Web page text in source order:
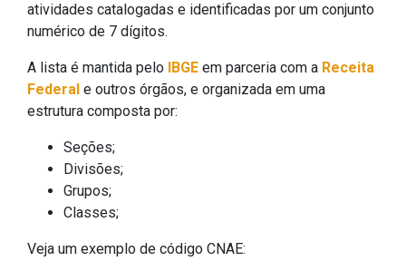
atividades catalogadas e identificadas por um conjunto
numérico de 7 dígitos.
A lista é mantida pelo IBGE em parceria com a Receita
Federal e outros órgãos, e organizada em uma
estrutura composta por:
Seções;
Divisões;
Grupos;
Classes;
Veja um exemplo de código CNAE: